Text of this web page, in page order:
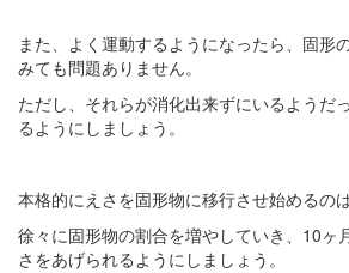
また、よく運動するようになったら、固形
みても問題ありません。
ただし、それらが消化出来ずにいるようだ
るようにしましょう。
本格的にえさを固形物に移行させ始めるの
徐々に固形物の割合を増やしていき、10ヶ
さをあげられるようにしましょう。